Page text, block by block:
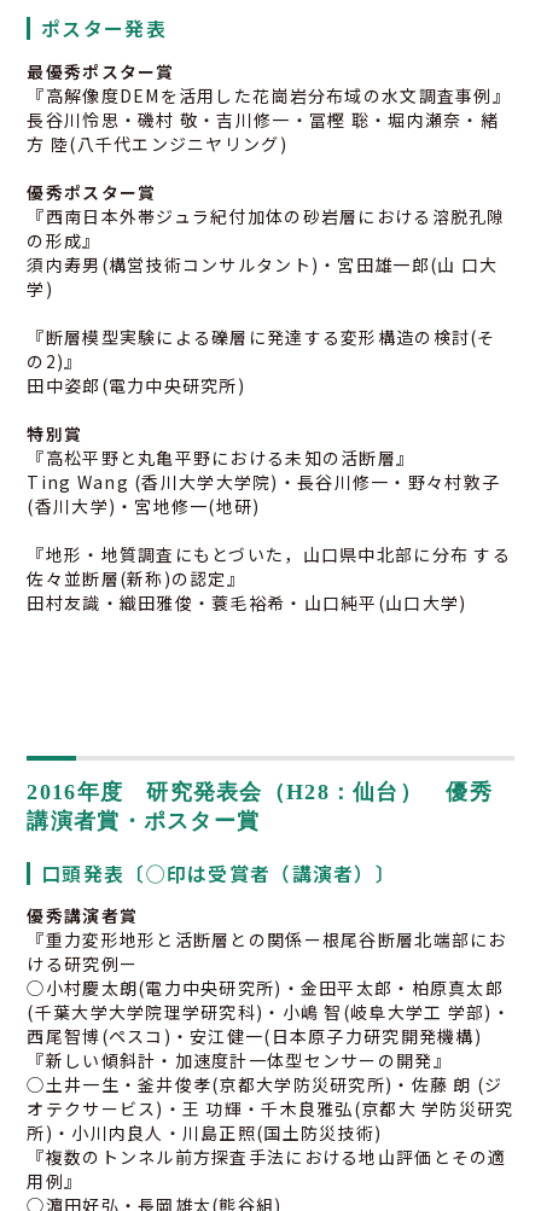
ポスター発表
最優秀ポスター賞
『高解像度DEMを活用した花崗岩分布域の水文調査事例』
長谷川怜思・磯村 敬・吉川修一・冨樫 聡・堀内瀬奈・緒
方 陸(八千代エンジニヤリング)
優秀ポスター賞
『西南日本外帯ジュラ紀付加体の砂岩層における溶脱孔隙
の形成』
須内寿男(構営技術コンサルタント)・宮田雄一郎(山 口大
学)
『断層模型実験による礫層に発達する変形構造の検討(そ
の2)』
田中姿郎(電力中央研究所)
特別賞
『高松平野と丸亀平野における未知の活断層』
Ting Wang (香川大学大学院)・長谷川修一・野々村敦子
(香川大学)・宮地修一(地研)
『地形・地質調査にもとづいた，山口県中北部に分布 する
佐々並断層(新称)の認定』
田村友識・織田雅俊・蓑毛裕希・山口純平(山口大学)
2016年度 研究発表会（H28：仙台） 優秀
講演者賞・ポスター賞
口頭発表〔◯印は受賞者（講演者）〕
優秀講演者賞
『重力変形地形と活断層との関係ー根尾谷断層北端部にお
ける研究例ー
◯小村慶太朗(電力中央研究所)・金田平太郎・柏原真太郎
(千葉大学大学院理学研究科)・小嶋 智(岐阜大学工 学部)・
西尾智博(ペスコ)・安江健一(日本原子力研究開発機構)
『新しい傾斜計・加速度計一体型センサーの開発』
◯土井一生・釜井俊孝(京都大学防災研究所)・佐藤 朗 (ジ
オテクサービス)・王 功輝・千木良雅弘(京都大 学防災研究
所)・小川内良人・川島正照(国土防災技術)
『複数のトンネル前方探査手法における地山評価とその適
用例』
◯濵田好弘・長岡雄太(熊谷組)